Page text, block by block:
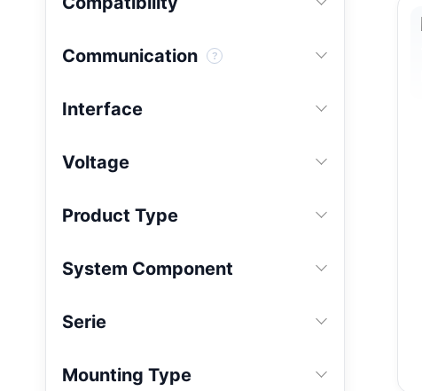
Communication
Interface
Voltage
Product Type
System Component
Serie
Mounting Type